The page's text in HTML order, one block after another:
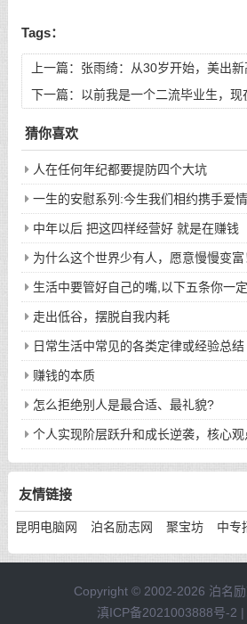
Tags：
上一篇： 张雨绮：从30岁开始，美出新
下一篇： 以前我是一个二流毕业生，现
猜你喜欢
人在任何年纪都要提防四个大坑
一生的安慰系列:今生我们相约携手爱
次的回眸才换来今生的相遇
中年以后 把这四样经营好 就是在赚钱
为什么这个世界少有人，愿意慢慢变富
生活中要管好自己的嘴,以下五条你一
走出低谷，摆脱自我内耗
日常生活中常见的各类定律或经验总结
赚钱的本质
怎么拒绝别人是最合适、最礼貌?
个人实现阶层跃升和成长逆袭，核心
下八件事
友情链接
昆明电脑网 泊名励志网 聚宝坊 中专
Copyright © 2002-2026 泊名
滇ICP备2021003888号-2 |